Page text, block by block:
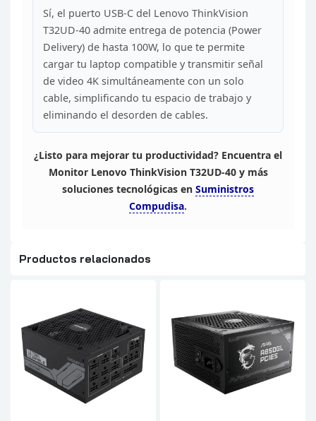
Sí, el puerto USB-C del Lenovo ThinkVision
T32UD-40 admite entrega de potencia (Power
Delivery) de hasta 100W, lo que te permite
cargar tu laptop compatible y transmitir señal
de video 4K simultáneamente con un solo
cable, simplificando tu espacio de trabajo y
eliminando el desorden de cables.
¿Listo para mejorar tu productividad? Encuentra el
Monitor Lenovo ThinkVisionT32UD-40 y más
soluciones tecnológicas en Suministros
Compudisa.
Productos relacionados